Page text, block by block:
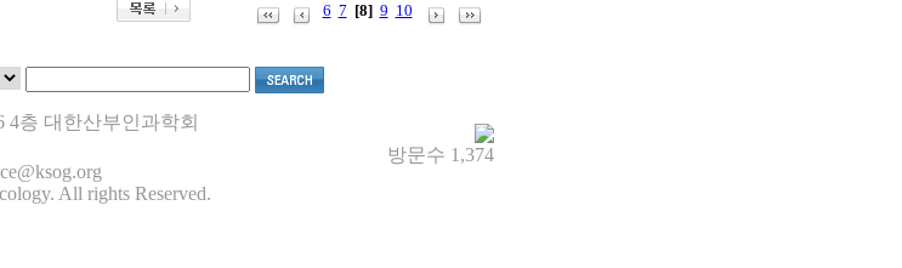
6 7 [8] 9 10
4층 대한산부인과학회
All rights Reserved.
방문수 1,374